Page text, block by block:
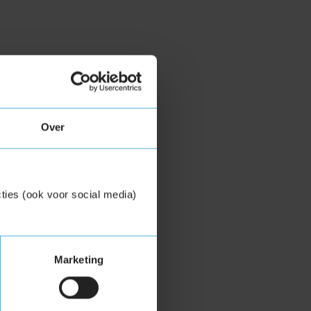
Over
(ook voor social media)
Marketing